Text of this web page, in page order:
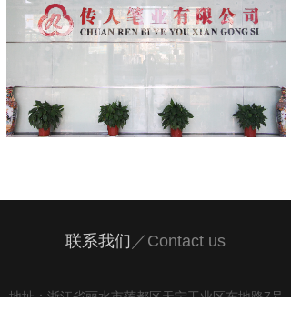
联系我们 ／ Contact us
地址：浙江省丽水市莲都区天宁工业区东地路7号